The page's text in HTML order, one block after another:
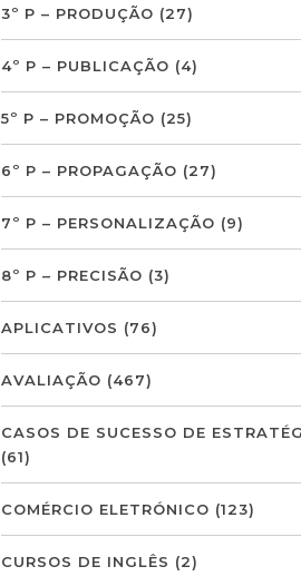
3º P – PRODUÇÃO (27)
4º P – PUBLICAÇÃO (4)
5º P – PROMOÇÃO (25)
6º P – PROPAGAÇÃO (27)
7º P – PERSONALIZAÇÃO (9)
8º P – PRECISÃO (3)
APLICATIVOS (76)
AVALIAÇÃO (467)
CASOS DE SUCESSO DE
(61)
COMÉRCIO ELETRÓNICO (123)
CURSOS DE INGLÊS (2)